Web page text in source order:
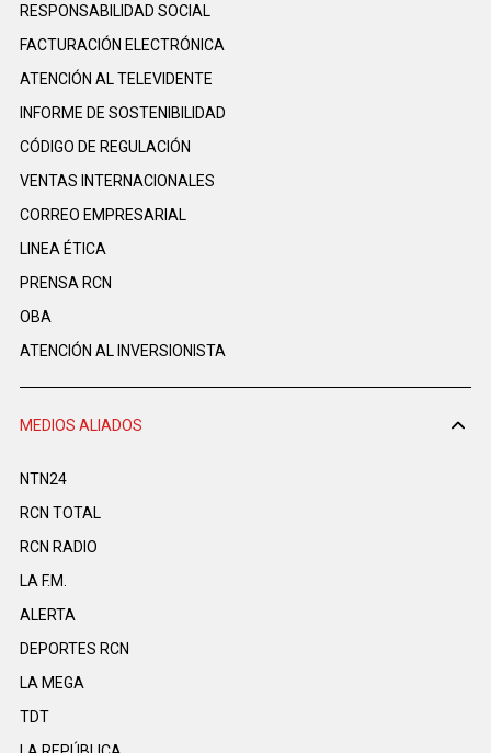
RESPONSABILIDAD SOCIAL
FACTURACIÓN ELECTRÓNICA
ATENCIÓN AL TELEVIDENTE
INFORME DE SOSTENIBILIDAD
CÓDIGO DE REGULACIÓN
VENTAS INTERNACIONALES
CORREO EMPRESARIAL
LINEA ÉTICA
PRENSA RCN
OBA
ATENCIÓN AL INVERSIONISTA
MEDIOS ALIADOS
NTN24
RCN TOTAL
RCN RADIO
LA F.M.
ALERTA
DEPORTES RCN
LA MEGA
TDT